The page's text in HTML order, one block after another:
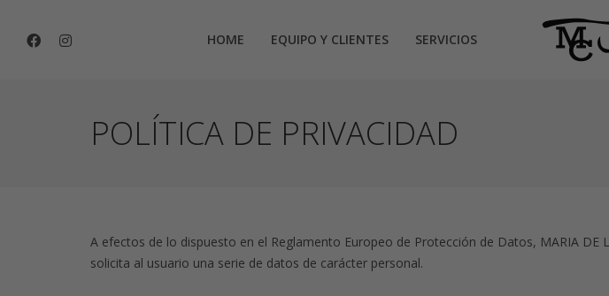
HOME EQUIPO Y CLIENTES SERVICIOS
POLÍTICA DE PRIVACIDAD
A efectos de lo dispuesto en el Reglamento Europeo de Protección de Datos, MARIA DE
solicita al usuario una serie de datos de carácter personal.